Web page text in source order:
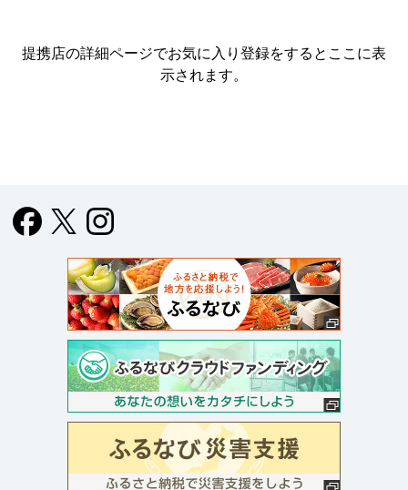
提携店の詳細ページでお気に入り登録をすると ここに表
示されます。